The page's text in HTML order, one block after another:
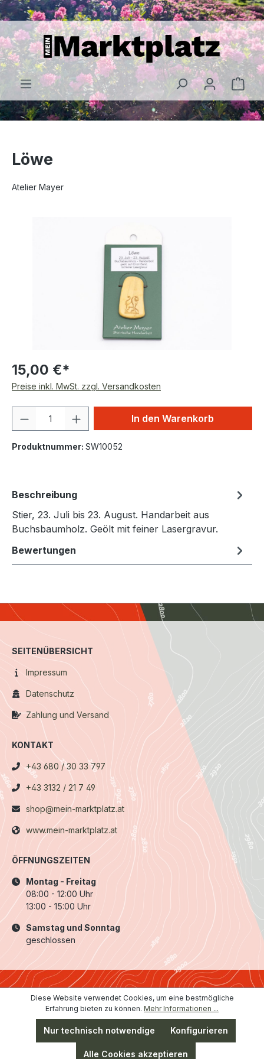
springen
Löwe
Atelier Mayer
15,00 €*
Preise inkl. MwSt. zzgl. Versandkosten
Produkt Anzahl: Gib denIn den Warenkorb
Produktnummer: SW10052
Beschreibung
Stier, 23. Juli bis 23. August. Handarbeit aus
Buchsbaumholz. Geölt mit feiner Lasergravur.
Bewertungen
SEITENÜBERSICHT
Impressum
Datenschutz
Zahlung und Versand
KONTAKT
+43 680 / 30 33 797
+43 3132 / 21 7 49
shop@mein-marktplatz.at
www.mein-marktplatz.at
ÖFFNUNGSZEITEN
Montag - Freitag
08:00 - 12:00 Uhr
13:00 - 15:00 Uhr
Samstag und Sonntag
geschlossen
Diese Website verwendet Cookies, um eine bestmögliche
Erfahrung bieten zu können. Mehr Informationen ...
Nur technisch notwendige Konfigurieren
Alle Cookies akzeptieren